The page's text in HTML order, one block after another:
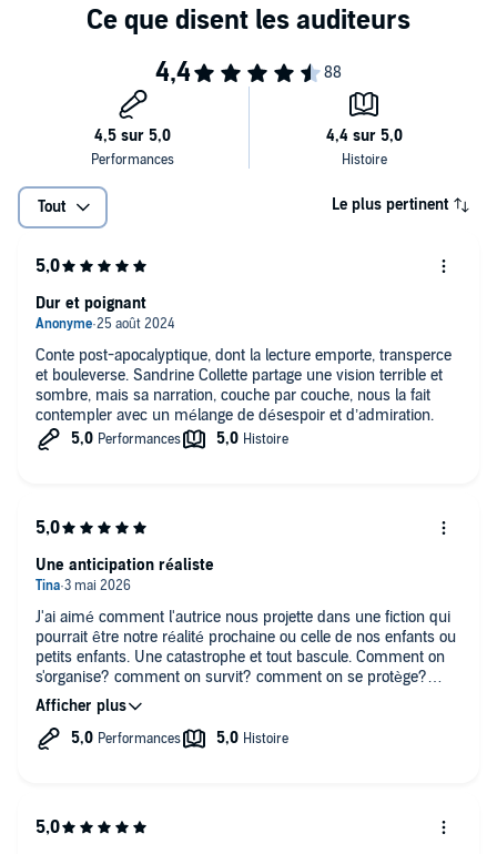
Tout Le plus pertinent
Conte post-apocalyptique, dont la lecture emporte, transperce
et bouleverse. Sandrine Collette partage une vision terrible et
sombre, mais sa narration, couche par couche, nous la fait
contempler avec un mélange de désespoir et d’admiration.
Dur et poignant
J'ai aimé comment l'autrice nous projette dans une fiction qui
pourrait être notre réalité prochaine ou celle de nos enfants ou
petits enfants. Une catastrophe et tout bascule. Comment on
s'organise? comment on survit? comment on se protège?
comment on s'aime? J'ai trouvé l'écriture saisissante par
endroit, pas de description inutile, ni pour les sentiments, ni
pour les choses et les lieux. Beaucoup de justesse dans sa
Éric Gendron qui a su me tenir en émoi et en haleine tout au
long de cette histoire bien pensée et très bien écrite. Merci à
Une anticipation réaliste